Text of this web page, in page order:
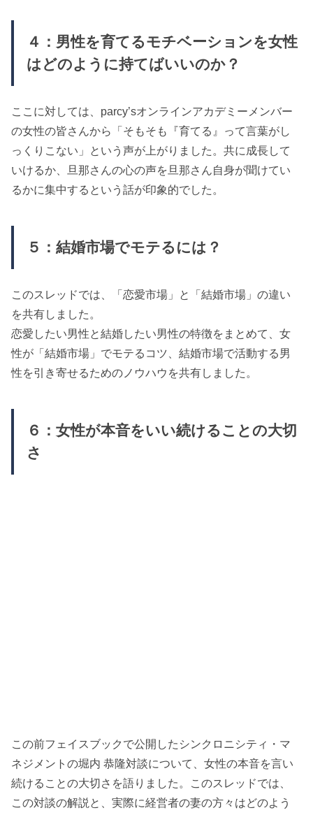
４：男性を育てるモチベーションを女性
はどのように持てばいいのか？
ここに対しては、parcy’sオンラインアカデミーメンバー
の女性の皆さんから「そもそも『育てる』って言葉がし
っくりこない」という声が上がりました。共に成長して
いけるか、旦那さんの心の声を旦那さん自身が聞けてい
るかに集中するという話が印象的でした。
５：結婚市場でモテるには？
このスレッドでは、「恋愛市場」と「結婚市場」の違い
を共有しました。
恋愛したい男性と結婚したい男性の特徴をまとめて、女
性が「結婚市場」でモテるコツ、結婚市場で活動する男
性を引き寄せるためのノウハウを共有しました。
６：女性が本音をいい続けることの大切
さ
この前フェイスブックで公開したシンクロニシティ・マ
ネジメントの堀内 恭隆対談について、女性の本音を言い
続けることの大切さを語りました。このスレッドでは、
この対談の解説と、実際に経営者の妻の方々はどのよう